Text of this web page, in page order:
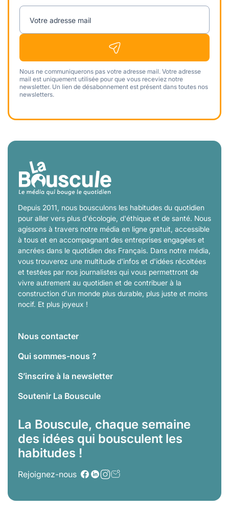
Votre adresse mail
Nous ne communiquerons pas votre adresse mail. Votre adresse
mail est uniquement utilisée pour que vous receviez notre
newsletter. Un lien de désabonnement est présent dans toutes nos
newsletters.
Depuis 2011, nous bousculons les habitudes du quotidien
pour aller vers plus d'écologie, d'éthique et de santé. Nous
agissons à travers notre média en ligne gratuit, accessible
à tous et en accompagnant des entreprises engagées et
ancrées dans le quotidien des Français. Dans notre média,
vous trouverez une multitude d'infos et d'idées récoltées
et testées par nos journalistes qui vous permettront de
vivre autrement au quotidien et de contribuer à la
construction d'un monde plus durable, plus juste et moins
nocif. Et plus joyeux !
Nous contacter
Qui sommes-nous ?
S’inscrire à la newsletter
Soutenir La Bouscule
La Bouscule, chaque semaine
des idées qui bousculent les
habitudes !
Rejoignez-nous